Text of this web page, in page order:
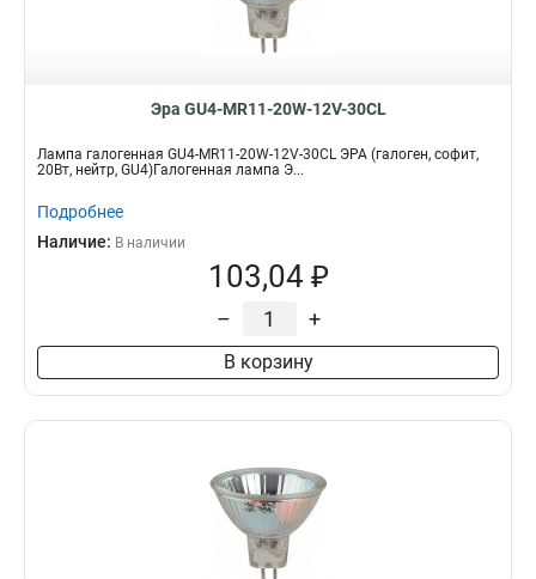
Эра GU4-MR11-20W-12V-30CL
Лампа галогенная GU4-MR11-20W-12V-30CL ЭРА (галоген, софит,
20Вт, нейтр, GU4)Галогенная лампа Э...
Подробнее
Наличие: В наличии
103,04 ₽
– +
В корзину